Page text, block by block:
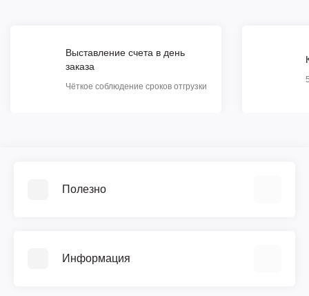
Выставление счета в день
заказа
Чёткое соблюдение сроков отгрузки
Полезно
Библиотека ГОСТ
Информация